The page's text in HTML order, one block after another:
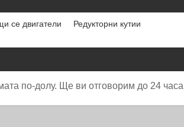
се двигатели
Редукторни кутии
по-долу. Ще ви отговорим до 24